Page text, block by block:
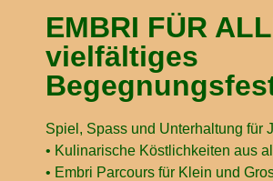
EMBRI FÜR
vielfältiges
Spiel, Spass und Unterhaltung für
• Kulinarische Köstlichkeiten aus
• Embri Parcours für Klein und